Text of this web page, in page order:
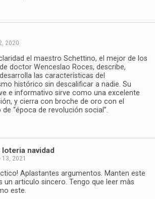
2020
el maestro Schettino, el mejor de los
doctor Wenceslao Roces, describe,
las características del
histórico sin descalificar a nadie. Su
e informativo sirve como una excelente
y cierra con broche de oro con el
“época de revolución social”.
navidad
2021
Aplastantes argumentos. Manten este
un articulo sincero. Tengo que leer màs
este.